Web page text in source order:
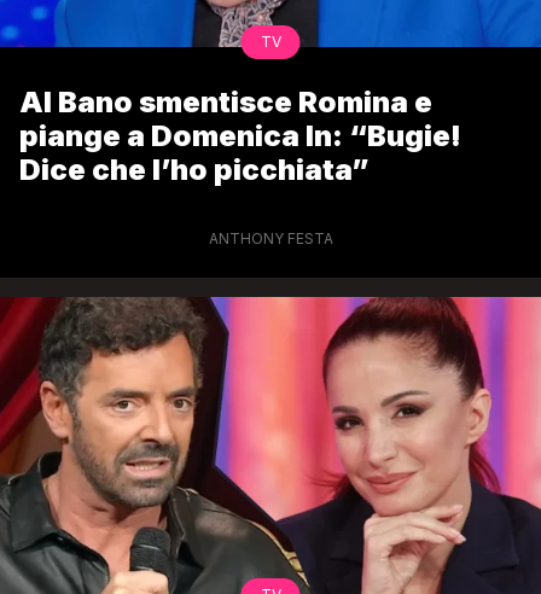
TV
Al Bano smentisce Romina e
piange a Domenica In: “Bugie!
Dice che l’ho picchiata”
ANTHONY FESTA